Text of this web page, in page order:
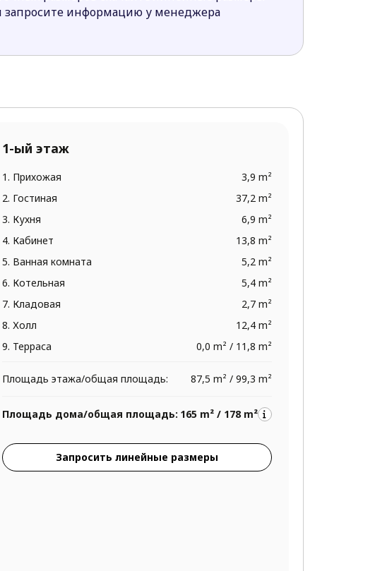
информацию у менеджера
1-ый этаж
1. Прихожая
3,9 m²
2. Гостиная
37,2 m²
3. Кухня
6,9 m²
4. Кабинет
13,8 m²
5. Ванная комната
5,2 m²
6. Котельная
5,4 m²
7. Кладовая
2,7 m²
8. Холл
12,4 m²
9. Терраса
0,0 m² / 11,8 m²
Площадь этажа/общая площадь: 87,5 m² / 99,3 m²
Площадь дома/общая площадь: 165 m² / 178 m²
Запросить линейные размеры